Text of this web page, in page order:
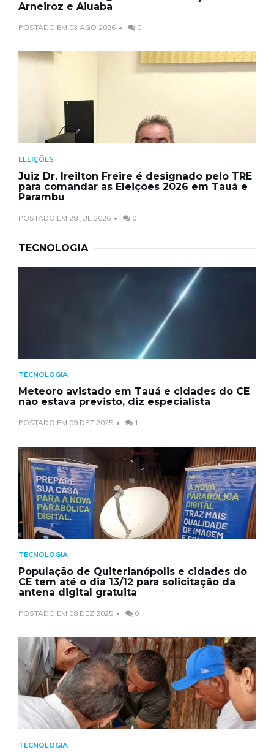
Arneiroz e Aiuaba
POSTADO EM 03 AGO 2026 0
ELEIÇÕES
Juiz Dr. Ireilton Freire é designado pelo TRE
para comandar as Eleições 2026 em Tauá e
Parambu
POSTADO EM 28 JUL 2026 0
TECNOLOGIA
TECNOLOGIA
Meteoro avistado em Tauá e cidades do CE
não estava previsto, diz especialista
POSTADO EM 09 DEZ 2025 1
TECNOLOGIA
População de Quiterianópolis e cidades do
CE tem até o dia 13/12 para solicitação da
antena digital gratuita
POSTADO EM 08 DEZ 2025 0
TECNOLOGIA